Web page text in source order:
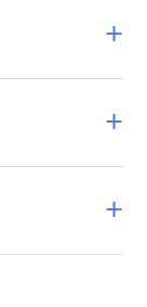
+
+
+